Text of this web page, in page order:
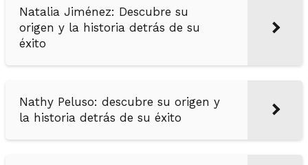
Natalia Jiménez: Descubre su
origen y la historia detrás de su
éxito
Nathy Peluso: descubre su origen y
la historia detrás de su éxito